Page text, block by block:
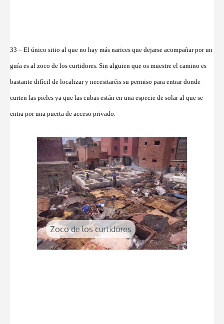
33 – El único sitio al que no hay más narices que dejarse acompañar por un
guía es al zoco de los curtidores. Sin alguien que os muestre el camino es
bastante difícil de localizar y necesitaréis su permiso para entrar donde
curten las pieles ya que las cubas están en una especie de solar al que se
entra por una puerta de acceso privado.
Zoco de los curtidores